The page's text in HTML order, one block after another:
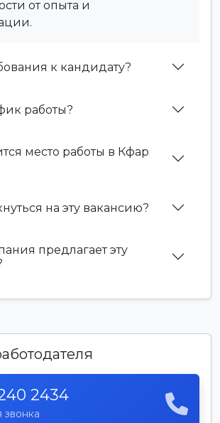
от опыта и
к кандидату?
работы?
место работы в Кфар
на эту вакансию?
предлагает эту
2434